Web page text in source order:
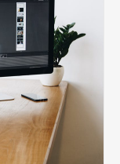
gerçekten